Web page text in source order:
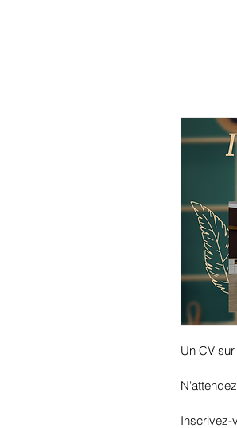
Un CV
Inscrivez-